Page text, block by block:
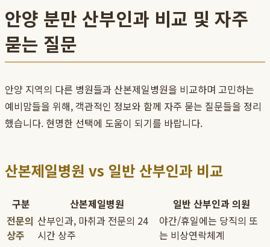
안양 분만 산부인과 비교 및 자주
묻는 질문
안양 지역의 다른 병원들과 산본제일병원을 비교하며 고민하는
예비맘들을 위해, 객관적인 정보와 함께 자주 묻는 질문들을 정리
했습니다. 현명한 선택에 도움이 되기를 바랍니다.
산본제일병원 vs 일반 산부인과 비교
구분 산본제일병원
일반 산부인과 의원
전문의
상주
산부인과, 마취과 전문의 24
시간 상주
야간/휴일에는 당직의 또
는 비상연락체계